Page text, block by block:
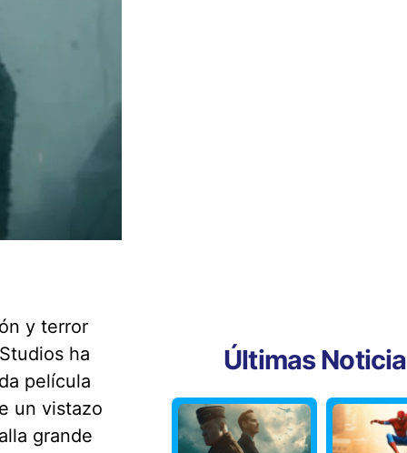
y terror
ha
película
un vistazo
grande
Últimas